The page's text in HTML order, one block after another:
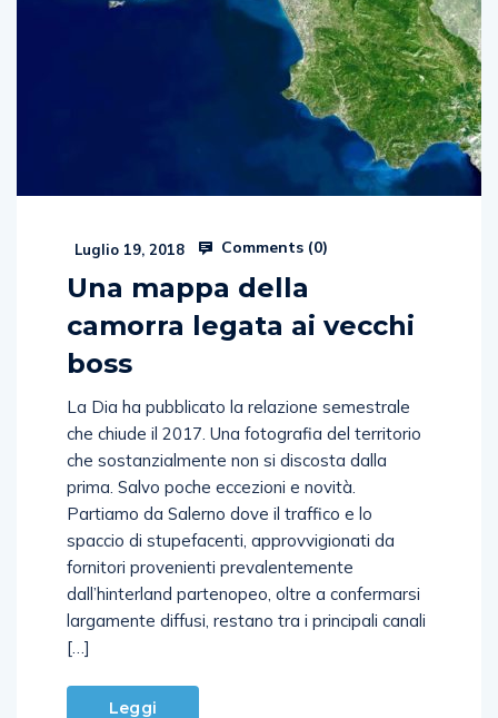
Una mappa della
camorra legata ai vecchi
boss
che chiude il 2017. Una fotografia del territorio
che sostanzialmente non si discosta dalla
prima. Salvo poche eccezioni e novità.
Partiamo da Salerno dove il traffico e lo
spaccio di stupefacenti, approvvigionati da
fornitori provenienti prevalentemente
dall’hinterland partenopeo, oltre a confermarsi
largamente diffusi, restano tra i principali canali
[…]
Leggi